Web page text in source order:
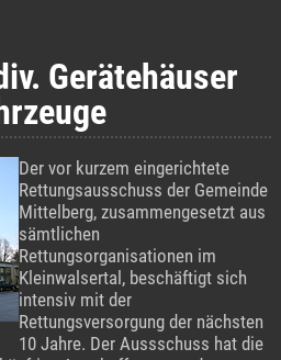
Gerätehäuser
Der vor kurzem eingerichtete
Rettungsausschuss der Gemeinde
Mittelberg, zusammengesetzt aus
sämtlichen
Rettungsorganisationen im
Kleinwalsertal, beschäftigt sich
intensiv mit der
Rettungsversorgung der nächsten
10 Jahre. Der Aussschuss hat die